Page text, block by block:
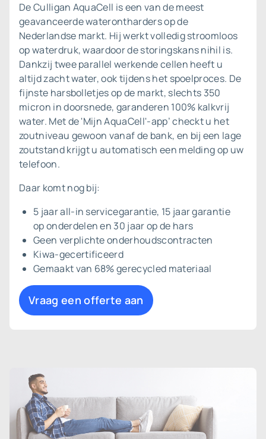
De Culligan AquaCell is een van de meest
geavanceerde waterontharders op de
Nederlandse markt. Hij werkt volledig stroomloos
op waterdruk, waardoor de storingskans nihil is.
Dankzij twee parallel werkende cellen heeft u
altijd zacht water, ook tijdens het spoelproces. De
fijnste harsbolletjes op de markt, slechts 350
micron in doorsnede, garanderen 100% kalkvrij
water. Met de 'Mijn AquaCell'-app’ checkt u het
zoutniveau gewoon vanaf de bank, en bij een lage
zoutstand krijgt u automatisch een melding op uw
telefoon.
Daar komt nog bij:
5 jaar all-in servicegarantie, 15 jaar garantie
op onderdelen en 30 jaar op de hars
Geen verplichte onderhoudscontracten
Kiwa-gecertificeerd
Gemaakt van 68% gerecycled materiaal
Vraag een offerte aan